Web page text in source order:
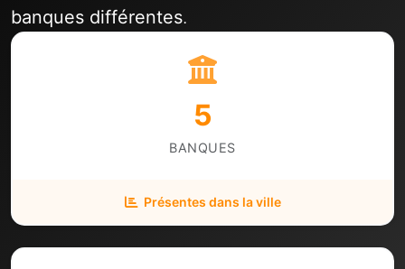
banques différentes.
5
BANQUES
Présentes dans la ville